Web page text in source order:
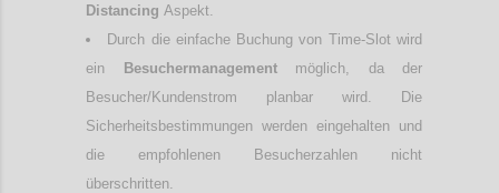
Distancing Aspekt.
Durch die einfache Buchung von Time-Slot wird
ein
Besuchermanagement möglich, da der
Besucher/Kundenstrom planbar wird. Die
Sicherheitsbestimmungen werden eingehalten und
die empfohlenen Besucherzahlen nicht
überschritten.